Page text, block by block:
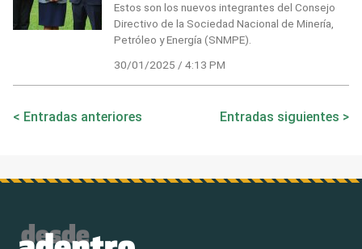
Estos son los nuevos integrantes del Consejo
Directivo de la Sociedad Nacional de Minería,
Petróleo y Energía (SNMPE).
30/01/2025 / 4:13 PM
Navegación
Entradas anteriores Entradas siguientes